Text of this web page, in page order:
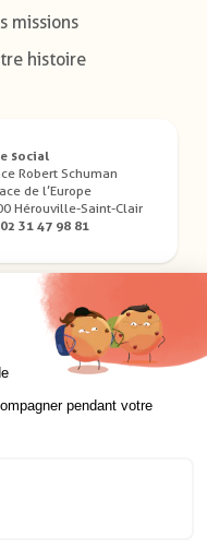
missions
histoire
social
Robert Schuman
de l’Europe
Hérouville-Saint-Clair
31 47 98 81